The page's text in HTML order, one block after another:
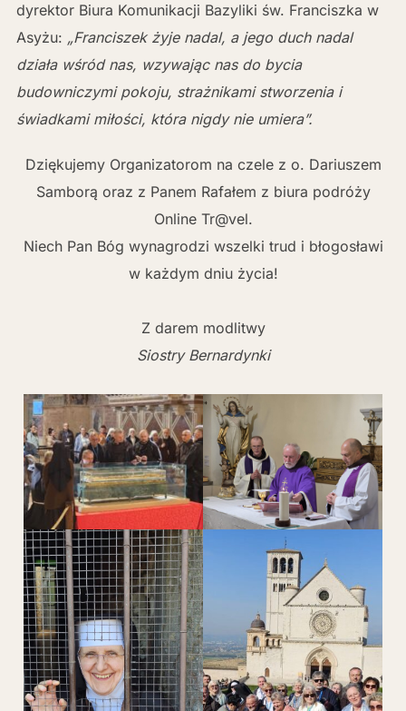
dyrektor Biura Komunikacji Bazyliki św. Franciszka w
Asyżu: „Franciszek żyje nadal, a jego duch nadal
działa wśród nas, wzywając nas do bycia
budowniczymi pokoju, strażnikami stworzenia i
świadkami miłości, która nigdy nie umiera”.
Dziękujemy Organizatorom na czele z o. Dariuszem
Samborą oraz z Panem Rafałem z biura podróży
Online Tr@vel.
Niech Pan Bóg wynagrodzi wszelki trud i błogosławi
w każdym dniu życia!
Z darem modlitwy
Siostry Bernardynki